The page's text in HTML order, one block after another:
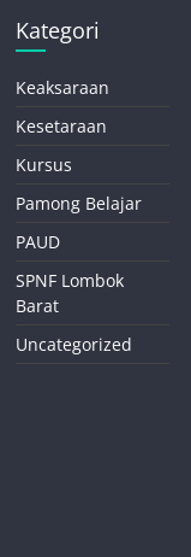
Kategori
Keaksaraan
Kesetaraan
Kursus
Pamong Belajar
PAUD
SPNF Lombok
Barat
Uncategorized